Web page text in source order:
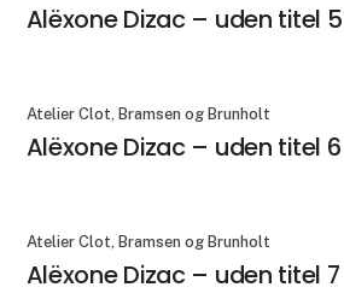
Alëxone Dizac – uden titel 5
Atelier Clot, Bramsen og Brunholt
Alëxone Dizac – uden titel 6
Atelier Clot, Bramsen og Brunholt
Alëxone Dizac – uden titel 7